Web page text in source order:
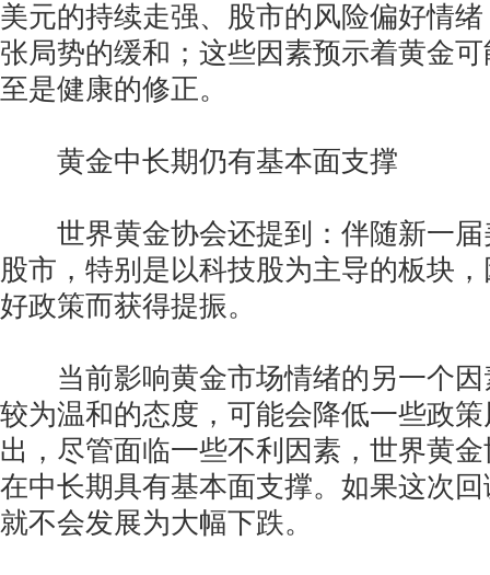
美元的持续走强、股市的风险偏好情
张局势的缓和；这些因素预示着黄金
至是健康的修正。
黄金中长期仍有基本面支撑
世界黄金协会还提到：伴随新一届
股市，特别是以科技股为主导的板块
好政策而获得提振。
当前影响黄金市场情绪的另一个因
较为温和的态度，可能会降低一些政
出，尽管面临一些不利因素，世界黄
在中长期具有基本面支撑。如果这次
就不会发展为大幅下跌。